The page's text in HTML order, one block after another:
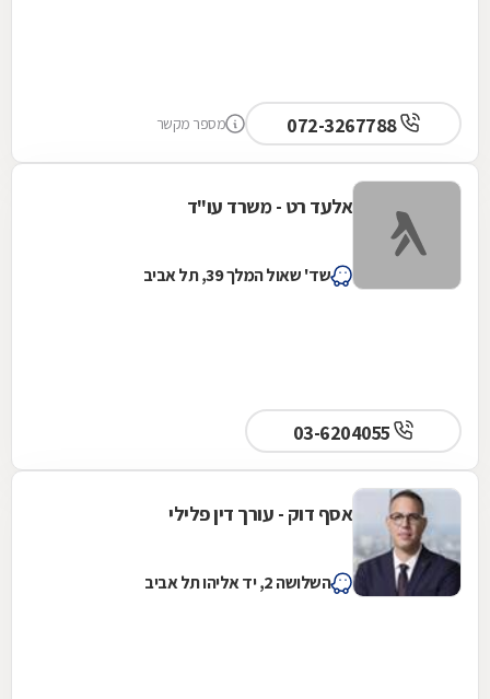
072-3267788 מספר מקשר
אלעד רט - משרד עו"ד
שד' שאול המלך 39, תל אביב
03-6204055
אסף דוק - עורך דין פלילי
השלושה 2, יד אליהו תל אביב